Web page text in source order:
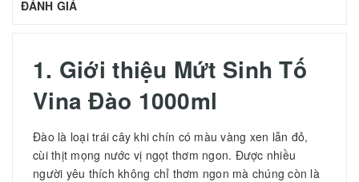
ĐÁNH GIÁ
1. Giới thiệu Mứt Sinh Tố
Vina Đào 1000ml
Đào là loại trái cây khi chín có màu vàng xen lẫn đỏ,
cùi thịt mọng nước vị ngọt thơm ngon. Được nhiều
người yêu thích không chỉ thơm ngon mà chúng còn là